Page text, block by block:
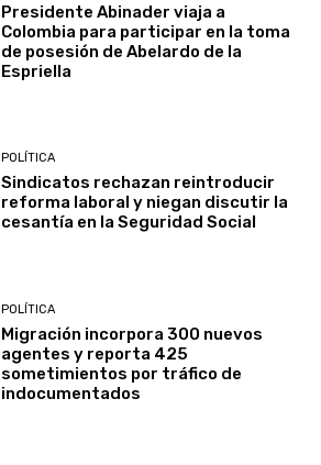
Presidente Abinader viaja a
Colombia para participar en la toma
de posesión de Abelardo de la
Espriella
POLÍTICA
Sindicatos rechazan reintroducir
reforma laboral y niegan discutir la
cesantía en la Seguridad Social
POLÍTICA
Migración incorpora 300 nuevos
agentes y reporta 425
sometimientos por tráfico de
indocumentados